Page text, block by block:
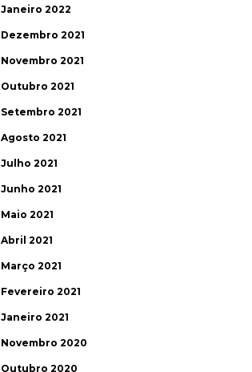
Janeiro 2022
Dezembro 2021
Novembro 2021
Outubro 2021
Setembro 2021
Agosto 2021
Julho 2021
Junho 2021
Maio 2021
Abril 2021
Março 2021
Fevereiro 2021
Janeiro 2021
Novembro 2020
Outubro 2020